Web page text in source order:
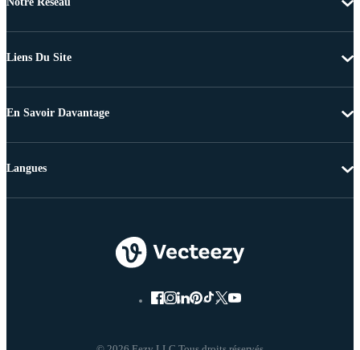
Liens Du Site
En Savoir Davantage
Langues